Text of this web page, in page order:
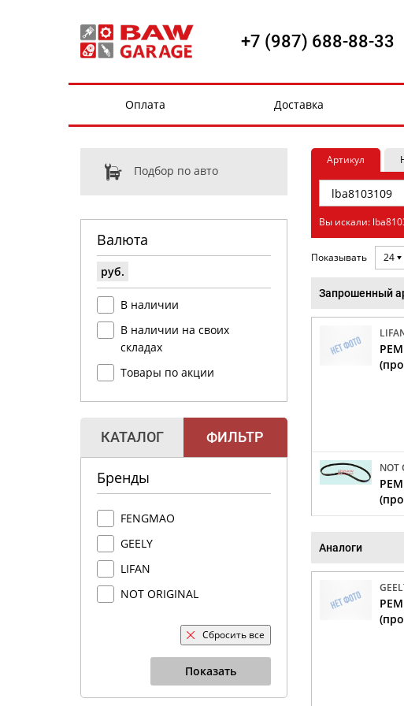
+7 (987) 688-88-33
Оплата Доставка
Подбор по авто
Валюта
руб.
В наличии
В наличии на своих
складах
Товары по акции
КАТАЛОГ ФИЛЬТР
Бренды
FENGMAO
GEELY
LIFAN
NOT ORIGINAL
Сбросить все
Показать
Артикул
Вы искали:
Показывать 24
Запрошенный
NOT
Аналоги